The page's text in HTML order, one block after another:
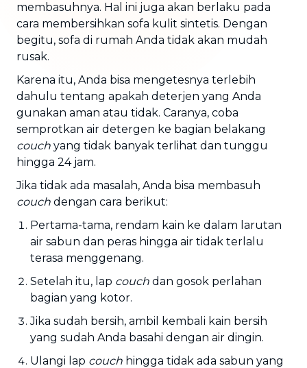
membasuhnya. Hal ini juga akan berlaku pada
cara membersihkan sofa kulit sintetis. Dengan
begitu, sofa di rumah Anda tidak akan mudah
rusak.
Karena itu, Anda bisa mengetesnya terlebih
dahulu tentang apakah deterjen yang Anda
gunakan aman atau tidak. Caranya, coba
semprotkan air detergen ke bagian belakang
couch yang tidak banyak terlihat dan tunggu
hingga 24 jam.
Jika tidak ada masalah, Anda bisa membasuh
couch dengan cara berikut:
Pertama-tama, rendam kain ke dalam larutan
air sabun dan peras hingga air tidak terlalu
terasa menggenang.
Setelah itu, lap couch dan gosok perlahan
bagian yang kotor.
Jika sudah bersih, ambil kembali kain bersih
yang sudah Anda basahi dengan air dingin.
Ulangi lap couch hingga tidak ada sabun yang